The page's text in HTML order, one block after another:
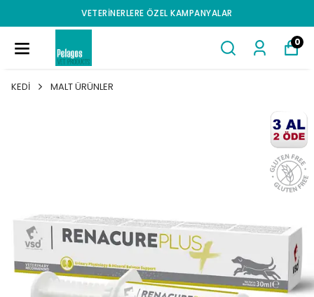
VETERINERLERE ÖZEL KAMPANYALAR
0
KEDİ MALT ÜRÜNLER